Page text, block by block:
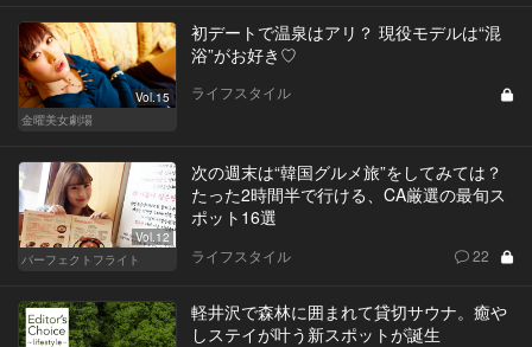
Vol.15
金曜美女劇場
初デートで温泉はアリ？ 現役モデルは“混
浴”がお好き♡
ライフスタイル
Vol.12
パーフェクトフライト
次の週末は“韓国グルメ旅”をしてみては？
たった2時間半で行ける、CA厳選の最旬ス
ポット16選
ライフスタイル 22
軽井沢で森林に囲まれて貸切サウナ。癒や
しステイが叶う新スポットが誕生